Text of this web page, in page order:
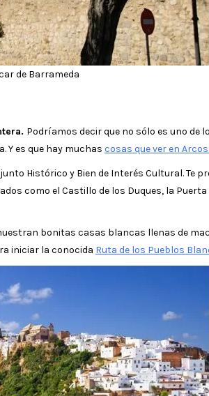
de Barrameda
Podríamos decir que no sólo es uno de
Y es que hay muchas cosas que ver en
Histórico y Bien de Interés Cultural. Te
como el Castillo de los Duques, la Puerta
bonitas casas blancas llenas de
iniciar la conocida Ruta de los Pueblos